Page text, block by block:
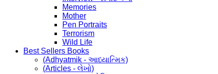
Memories
Mother
Pen Portraits
Terrorism
Wild Life
Best Sellers Books
(Adhyatmik - આધ્યાત્મિક)
(Articles - લેખો)